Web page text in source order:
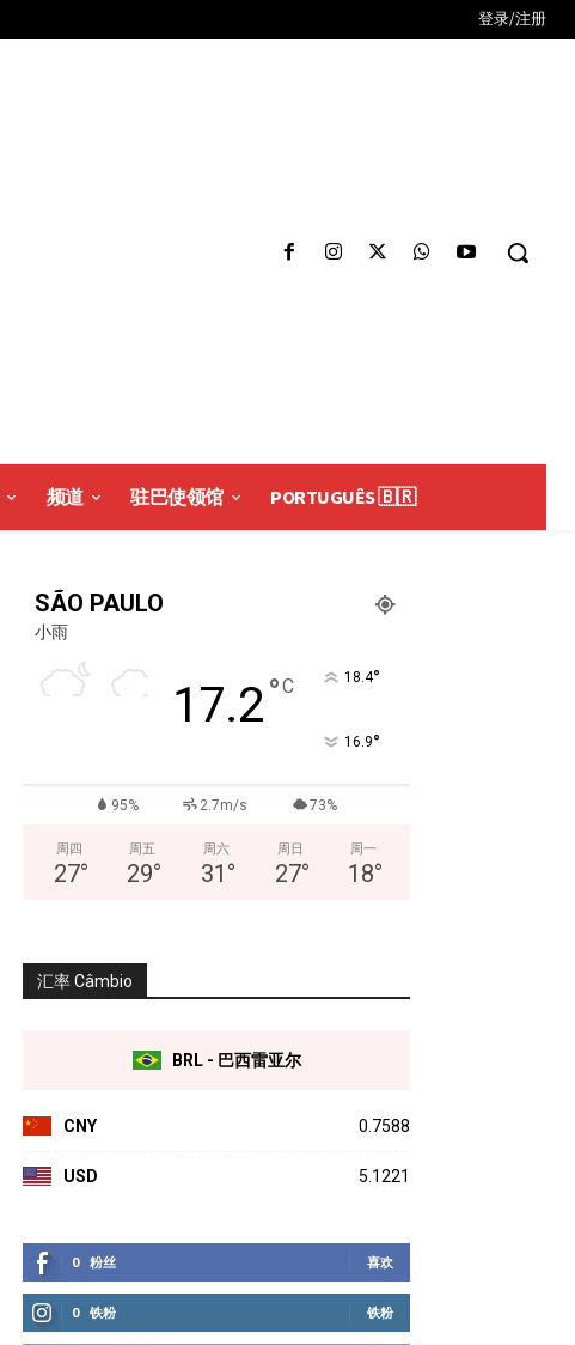
登录/注册
频道 驻巴使领馆 PORTUGUÊS 🇧🇷
SÃO PAULO
小雨
17.2°C 18.4°
16.9°
95% 2.7m/s 73%
周四
27°
周五
29°
周六
31 °
周日
27°
周一
18°
汇率 Câmbio
BRL - 巴西雷亚尔
CNY 0.7588
USD 5.1221
0 粉丝 喜欢
0 铁粉 铁粉